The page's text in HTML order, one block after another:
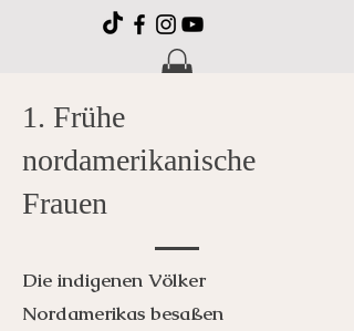
1. Frühe
nordamerikanische
Frauen
Die indigenen Völker
Nordamerikas besaßen